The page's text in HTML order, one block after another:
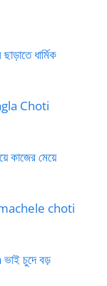
ধার্মিক
Choti
মেয়ে
machele choti
চুদে বড়